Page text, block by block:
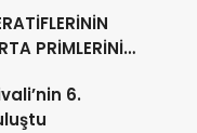
PRİMLERİNİ
6.